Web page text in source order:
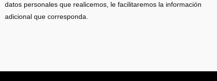
datos personales que realicemos, le facilitaremos la información
adicional que corresponda.